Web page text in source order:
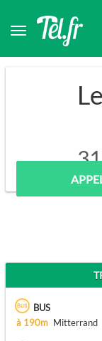
BUS
à 190m Mitterrand